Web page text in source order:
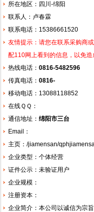
所在地区：四川-绵阳
联系人：卢春霖
联系电话：15386661520
友情提示：请您在联系采购商
配110网上看到的信息，以免造
热线电话： 0816-5482596
传真电话： 0816-
移动电话：13088118852
在线ＱＱ：
通信地址： 绵阳市三台
Email：
主页： /jiamensan/
企业类型：个体经营
证件公示：未验证用户
企业规模：
注册资本：
企业简介：本公司以诚信为宗旨